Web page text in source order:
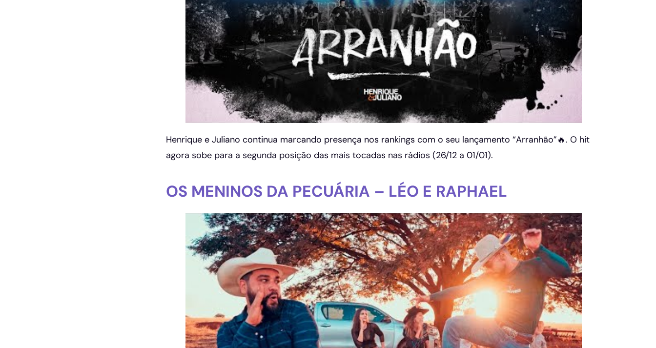
Henrique e Juliano continua marcando presença nos rankings com o seu lançamento “Arranhão”🔥. O hit
agora sobe para a segunda posição das mais tocadas nas rádios (26/12 a 01/01).
OS MENINOS DA PECUÁRIA – LÉO E RAPHAEL